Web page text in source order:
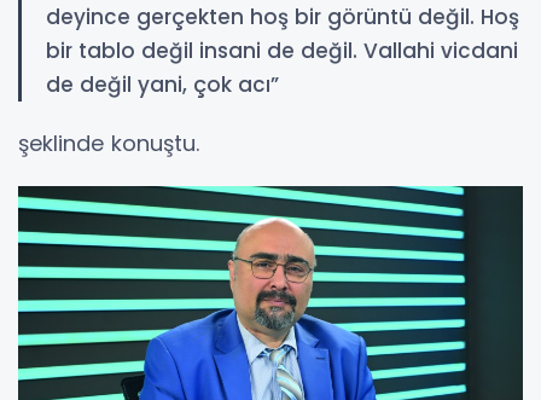
deyince gerçekten hoş bir görüntü değil. Hoş
bir tablo değil insani de değil. Vallahi vicdani
de değil yani, çok acı”
şeklinde konuştu.